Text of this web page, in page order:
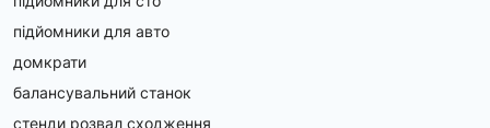
підйомники для авто
домкрати
балансувальний станок
стенди розвал сходження